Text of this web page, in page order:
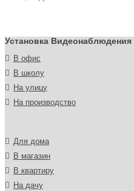
Установка Видеонаблюдения
В офис
В школу
На улицу
На производство
Для дома
В магазин
В квартиру
На дачу